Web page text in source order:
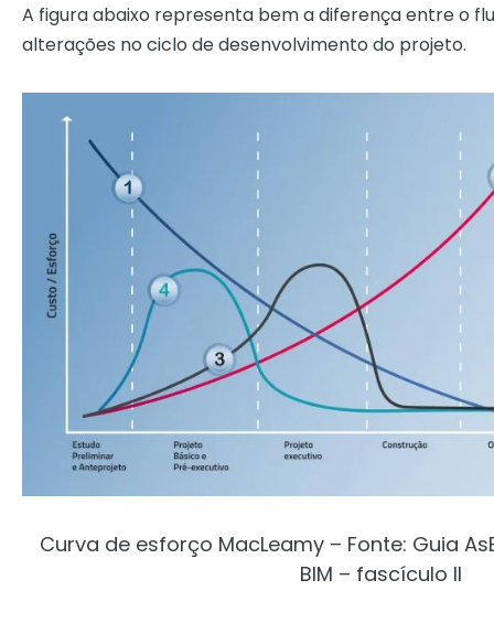
A figura abaixo representa bem a diferença entre o
alterações no ciclo de desenvolvimento do projeto.
Curva de esforço MacLeamy – Fonte: Guia
BIM – fascículo II